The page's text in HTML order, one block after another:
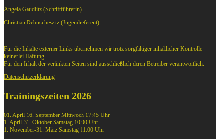
Angela Gaudlitz (Schriftführerin)
Christian Debuschewitz (Jugendreferent)
Für die Inhalte externer Links übernehmen wir trotz sorgfältiger inhaltlicher Kontrolle
keinerlei Haftung.
Für den Inhalt der verlinkten Seiten sind ausschließlich deren Betreiber verantwortlich.
Datenschutzerklärung
Trainingszeiten 2026
01. April-16. September Mittwoch 17:45 Uhr
1. April-31. Oktober Samstag 10:00 Uhr
1. November-31. März Samstag 11:00 Uhr